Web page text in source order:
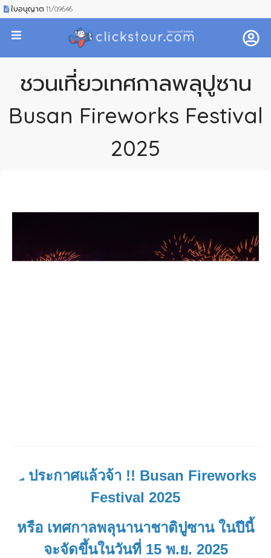
ใบอนุญาต 11/09646
ชวนเที่ยวเทศกาลพลุปูซาน
Busan Fireworks Festival
2025
ประกาศแล้วจ้า !! Busan Fireworks
Festival 2025
หรือ เทศกาลพลุนานาชาติปูซาน ในปีนี้
จะจัดขึ้นในวันที่ 15 พ.ย. 2025